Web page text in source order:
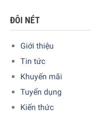
Thiết kế Citiz
Với kiểu dáng Citiz có
nguồn cảm hứng từ
giúp bạn cân bằng
thức những tách cà
ĐÔI NÉT
Giới thiệu
Tin tức
Khuyến mãi
Tuyển dụng
Kiến thức